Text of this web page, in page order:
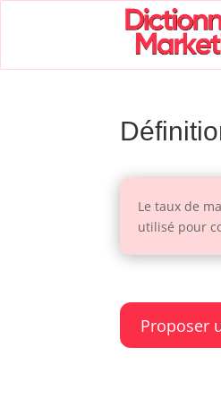
Le taux de
utilisé pour
Proposer